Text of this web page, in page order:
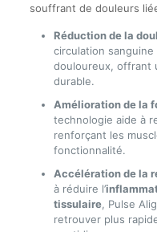
souffrant de douleurs
Réduction de la
circulation
douloureux, offrant
durable.
Amélioration de la
technologie aide à
renforçant les
fonctionnalité.
Accélération de la
à réduire l’
tissulaire, Pulse
retrouver plus